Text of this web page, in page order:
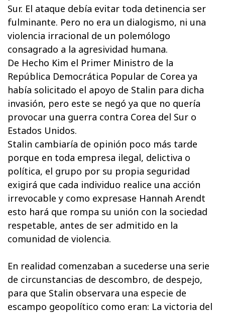
Sur. El ataque debía evitar toda detinencia ser
fulminante. Pero no era un dialogismo, ni una
violencia irracional de un polemólogo
consagrado a la agresividad humana.
De Hecho Kim el Primer Ministro de la
República Democrática Popular de Corea ya
había solicitado el apoyo de Stalin para dicha
invasión, pero este se negó ya que no quería
provocar una guerra contra Corea del Sur o
Estados Unidos.
Stalin cambiaría de opinión poco más tarde
porque en toda empresa ilegal, delictiva o
política, el grupo por su propia seguridad
exigirá que cada individuo realice una acción
irrevocable y como expresase Hannah Arendt
esto hará que rompa su unión con la sociedad
respetable, antes de ser admitido en la
comunidad de violencia.
En realidad comenzaban a sucederse una serie
de circunstancias de descombro, de despejo,
para que Stalin observara una especie de
escampo geopolítico como eran: La victoria del